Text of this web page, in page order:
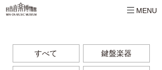
MENU
すべて 鍵盤楽器